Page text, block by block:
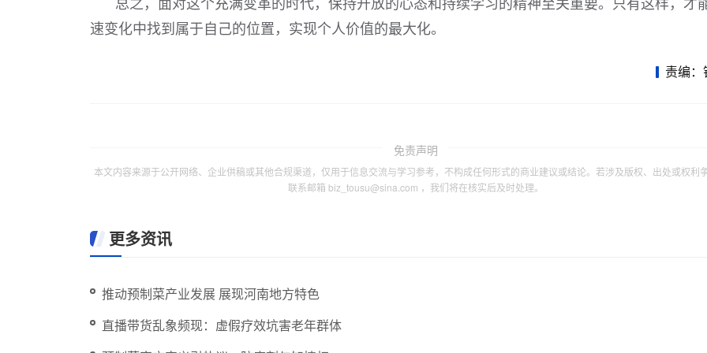
速变化中找到属于自己的位置，实现个人价值的最大化。
责编：
免责声明
本文内容来源于公开网络、企业供稿或其他合规渠道，仅用于信息交流与学习参考，不构成任何形式的商业建议或结论。若涉及版权、出处或权利
联系邮箱 biz_tousu@sina.com ，我们将在核实后及时处理。
更多资讯
推动预制菜产业发展 展现河南地方特色
直播带货乱象频现：虚假疗效坑害老年群体